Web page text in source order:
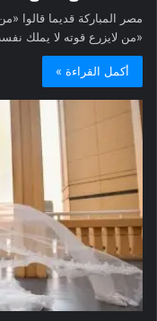
مصر المباركة قديما قالوا
«من لايزرع قوته لا يملك
أكمل القراءة »